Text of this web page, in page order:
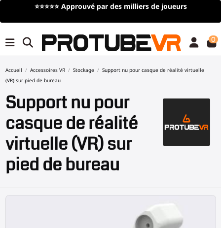
⭐⭐⭐⭐⭐ Approuvé par des milliers de joueurs
0
Accueil Accessoires VR Stockage
Support nu pour casque de réalité virtuelle
(VR) sur pied de bureau
Support nu pour
casque de réalité
virtuelle (VR) sur
pied de bureau